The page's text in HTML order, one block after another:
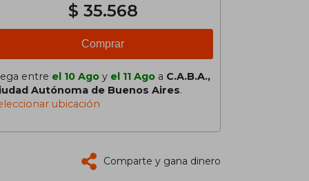
$ 35.568
Comprar
entre el 10 Ago y el 11 Ago a C.A.B.A.,
Autónoma de Buenos Aires.
ubicación
Comparte y gana dinero